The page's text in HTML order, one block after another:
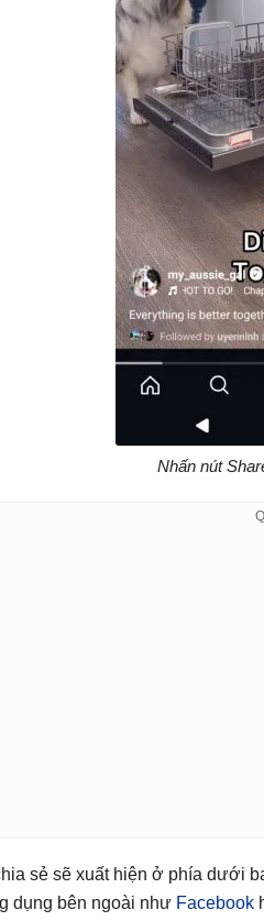
Nhấn nút
sẻ sẽ xuất hiện ở phía dưới
dụng bên ngoài như Facebook